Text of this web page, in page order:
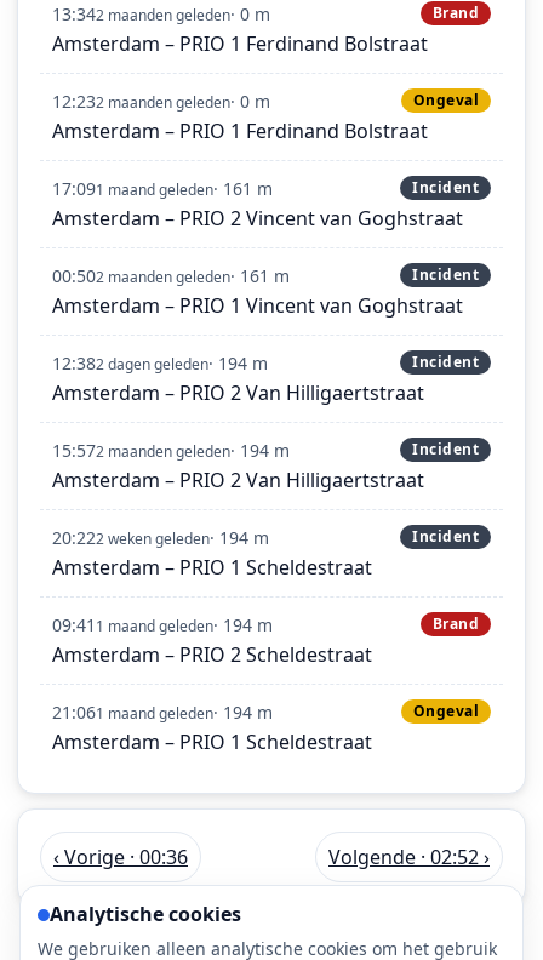
13:342 maanden geleden· 0 m Brand
Amsterdam – PRIO 1 Ferdinand Bolstraat
12:232 maanden geleden· 0 m Ongeval
Amsterdam – PRIO 1 Ferdinand Bolstraat
17:091 maand geleden· 161 m Incident
Amsterdam – PRIO 2 Vincent van Goghstraat
00:502 maanden geleden· 161 m Incident
Amsterdam – PRIO 1 Vincent van Goghstraat
12:382 dagen geleden· 194 m Incident
Amsterdam – PRIO 2 Van Hilligaertstraat
15:572 maanden geleden· 194 m Incident
Amsterdam – PRIO 2 Van Hilligaertstraat
20:222 weken geleden· 194 m Incident
Amsterdam – PRIO 1 Scheldestraat
09:41 1 maand geleden· 194 m Brand
Amsterdam – PRIO 2 Scheldestraat
21:061 maand geleden· 194 m Ongeval
Amsterdam – PRIO 1 Scheldestraat
‹ Vorige · 00:36 Volgende · 02:52 ›
Analytische cookies
We gebruiken alleen analytische cookies om het gebruik